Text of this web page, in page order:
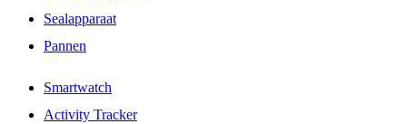
Sealapparaat
Pannen
Smartwatch
Activity Tracker